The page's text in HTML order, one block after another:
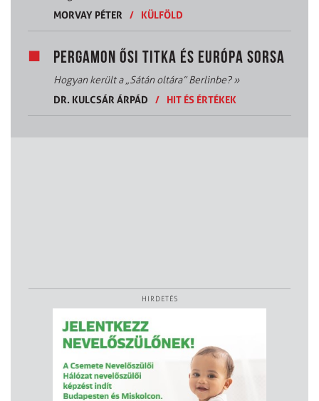
MORVAY PÉTER
/ KÜLFÖLD
PERGAMON ŐSI TITKA ÉS EURÓPA SORSA
Hogyan került a „Sátán oltára” Berlinbe?»
DR. KULCSÁR ÁRPÁD
/ HIT ÉS ÉRTÉKEK
HIRDETÉS